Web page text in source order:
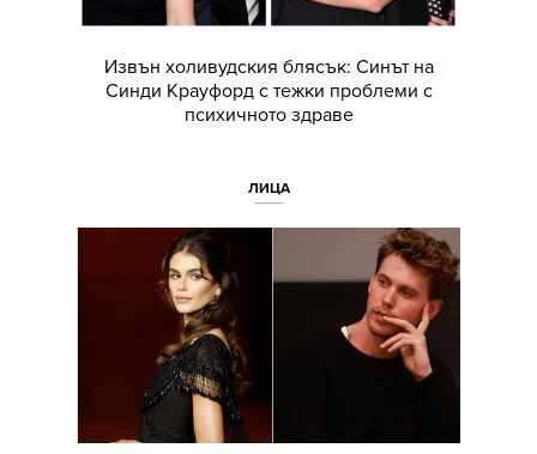
Извън холивудския блясък: Синът на
Синди Крауфорд с тежки проблеми с
психичното здраве
ЛИЦА